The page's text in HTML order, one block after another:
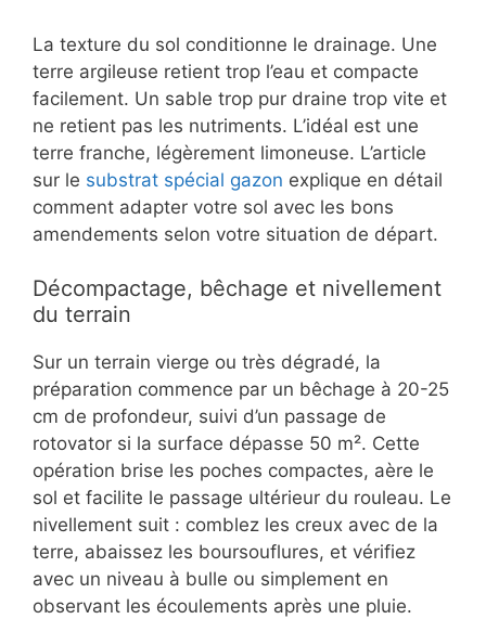
La texture du sol conditionne le drainage. Une
terre argileuse retient trop l’eau et compacte
facilement. Un sable trop pur draine trop vite et
ne retient pas les nutriments. L’idéal est une
terre franche, légèrement limoneuse. L’article
sur le substrat spécial gazon explique en détail
comment adapter votre sol avec les bons
amendements selon votre situation de départ.
Décompactage, bêchage et nivellement
du terrain
Sur un terrain vierge ou très dégradé, la
préparation commence par un bêchage à 20-25
cm de profondeur, suivi d’un passage de
rotovator si la surface dépasse 50 m². Cette
opération brise les poches compactes, aère le
sol et facilite le passage ultérieur du rouleau. Le
nivellement suit : comblez les creux avec de la
terre, abaissez les boursouflures, et vérifiez
avec un niveau à bulle ou simplement en
observant les écoulements après une pluie.